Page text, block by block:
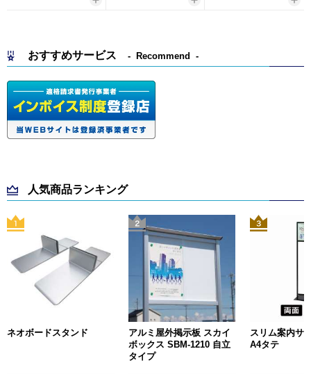
おすすめサービス Recommend
人気商品ランキング
ネオボードスタンド
アルミ屋外掲示板 スカイ
ボックス SBM-1210 自立
タイプ
スリム案内サ
A4タテ